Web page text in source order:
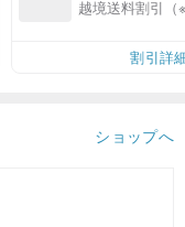
越境送料割引（
割引詳
ショップへ